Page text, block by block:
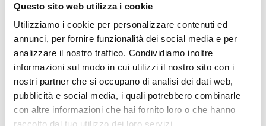
Questo sito web utilizza i cookie
Utilizziamo i cookie per personalizzare contenuti ed
annunci, per fornire funzionalità dei social media e per
analizzare il nostro traffico. Condividiamo inoltre
informazioni sul modo in cui utilizzi il nostro sito con i
nostri partner che si occupano di analisi dei dati web,
pubblicità e social media, i quali potrebbero combinarle
con altre informazioni che hai fornito loro o che hanno
raccolto dal tuo utilizzo dei loro servizi.
RISTORANTE VETTA
Dirsi “buon appetito” toccando il cielo con
un dito.
Scopri di più